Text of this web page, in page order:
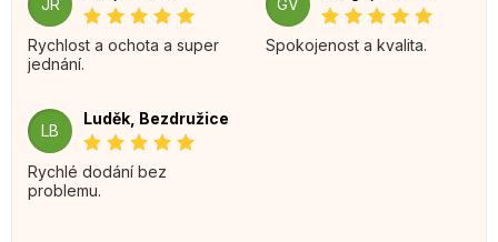
JR
Rychlost a ochota a super
jednání.
GV
Spokojenost a kvalita.
LB
Luděk, Bezdružice
Rychlé dodání bez
problemu.